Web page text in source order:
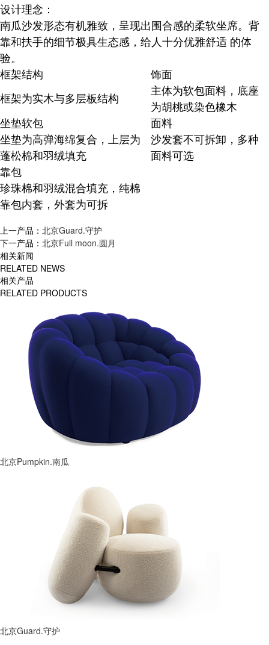
设计理念：
南瓜沙发形态有机雅致，呈现出围合感的柔软坐席。背
靠和扶手的细节极具生态感，给人十分优雅舒适 的体
验。
框架结构
饰面
框架为实木与多层板结构
主体为软包面料，底座
为胡桃或染色橡木
坐垫软包
面料
坐垫为高弹海绵复合，上层为
蓬松棉和羽绒填充
沙发套不可拆卸，多种
面料可选
靠包
珍珠棉和羽绒混合填充，纯棉
靠包内套，外套为可拆
上一产品： 北京Guard.守护
下一产品： 北京Full moon.圆月
相关新闻
RELATED NEWS
相关产品
RELATED PRODUCTS
北京Pumpkin.南瓜
北京Guard.守护